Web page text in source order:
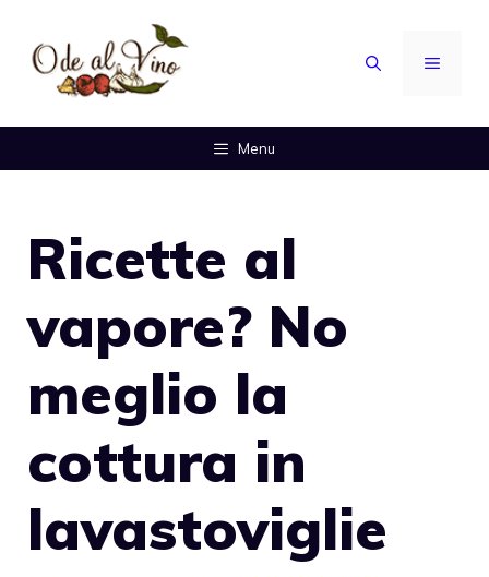
contenuto
MENU
Menu
Ricette al
vapore? No
meglio la
cottura in
lavastoviglie